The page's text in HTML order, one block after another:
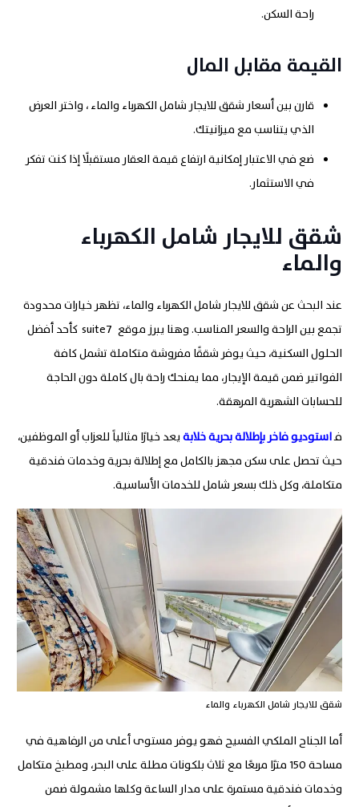
راحة السكن.
القيمة مقابل المال
قارن بين أسعار شقق للايجار شامل الكهرباء والماء ، واختر العرض
الذي يتناسب مع ميزانيتك.
ضع في الاعتبار إمكانية ارتفاع قيمة العقار مستقبلًا إذا كنت تفكر
في الاستثمار.
شقق للايجار شامل الكهرباء
والماء
عند البحث عن شقق للايجار شامل الكهرباء والماء، تظهر خيارات محدودة
تجمع بين الراحة والسعر المناسب. وهنا يبرز موقع suite7
كأحد أفضل
الحلول السكنية، حيث يوفر شققًا مفروشة متكاملة تشمل كافة
الفواتير ضمن قيمة الإيجار، مما يمنحك راحة بال كاملة دون الحاجة
للحسابات الشهرية المرهقة.
فـاستوديو فاخر بإطلالة بحرية خلابةيعد خيارًا مثالياً للعزاب أو الموظفين،
حيث تحصل على سكن مجهز بالكامل مع إطلالة بحرية وخدمات فندقية
متكاملة، وكل ذلك بسعر شامل للخدمات الأساسية.
شقق للايجار شامل الكهرباء والماء
أما الجناح الملكي الفسيح فهو يوفر مستوى أعلى من الرفاهية في
مساحة 150 مترًا مربعًا مع ثلاث بلكونات مطلة على البحر، ومطبخ متكامل
وخدمات فندقية مستمرة على مدار الساعة وكلها مشمولة ضمن